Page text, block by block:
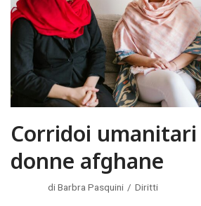
Corridoi
donne afghane
diBarbra Pasquini Diritti